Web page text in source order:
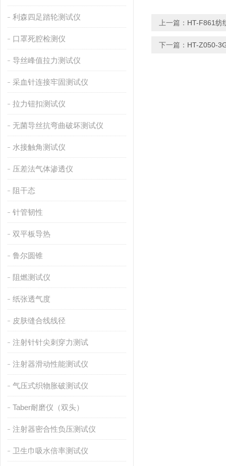
利森四足踏轮测试仪
口罩死腔检测仪
导丝峰值拉力测试仪
采血针连接牢固测试仪
拉力钮扣测试仪
无菌导丝抗弯曲破坏测试仪
水接触角测试仪
压差法气体渗透仪
阻干态
针管韧性
双平板导热
鲁尔圆锥
阻燃测试仪
纸张透气度
皮肤缝合线线径
注射针针尖刺穿力测试
注射器滑动性能测试仪
气压式织物胀破测试仪
Taber耐磨仪（双头）
注射器密合性负压测试仪
卫生巾吸水倍率测试仪
上一篇： HT-F861纺
下一篇： HT-Z050-